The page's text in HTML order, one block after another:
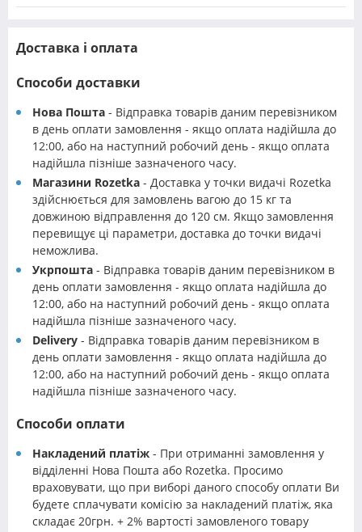
Доставка і оплата
Способи доставки
Нова Пошта - Відправка товарів даним перевізником
в день оплати замовлення - якщо оплата надійшла до
12:00, або на наступний робочий день - якщо оплата
надійшла пізніше зазначеного часу.
Магазини Rozetka - Доставка у точки видачі Rozetka
здійснюється для замовлень вагою до 15 кг та
довжиною відправлення до 120 см. Якщо замовлення
перевищує ці параметри, доставка до точки видачі
неможлива.
Укрпошта - Відправка товарів даним перевізником в
день оплати замовлення - якщо оплата надійшла до
12:00, або на наступний робочий день - якщо оплата
надійшла пізніше зазначеного часу.
Delivery - Відправка товарів даним перевізником в
день оплати замовлення - якщо оплата надійшла до
12:00, або на наступний робочий день - якщо оплата
надійшла пізніше зазначеного часу.
Способи оплати
Накладений платіж - При отриманні замовлення у
відділенні Нова Пошта або Rozetka. Просимо
враховувати, що при виборі даного способу оплати Ви
будете сплачувати комісію за накладений платіж, яка
складає 20грн. + 2% вартості замовленого товару